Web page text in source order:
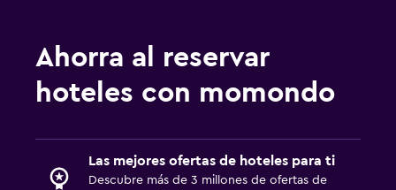
Ahorra al reservar
hoteles con momondo
Las mejores ofertas de hoteles para ti
Descubre más de 3 millones de ofertas de